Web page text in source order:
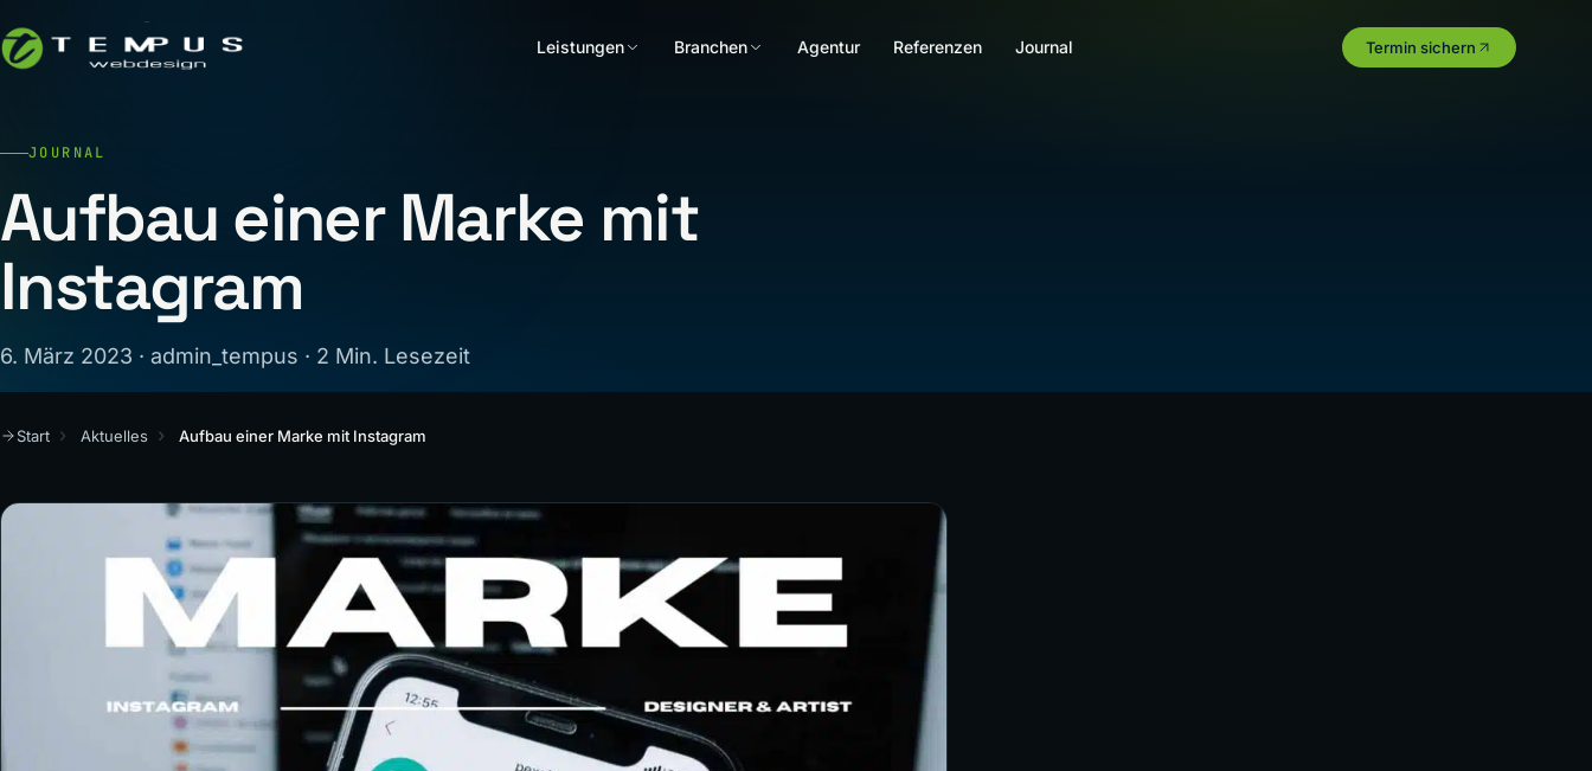
Leistungen Branchen Agentur Referenzen Journal Termin sichern
JOURNAL
Aufbau einer Marke mit
Instagram
6. März 2023 · admin_tempus · 2 Min. Lesezeit
Start Aktuelles Aufbau einer Marke mit Instagram